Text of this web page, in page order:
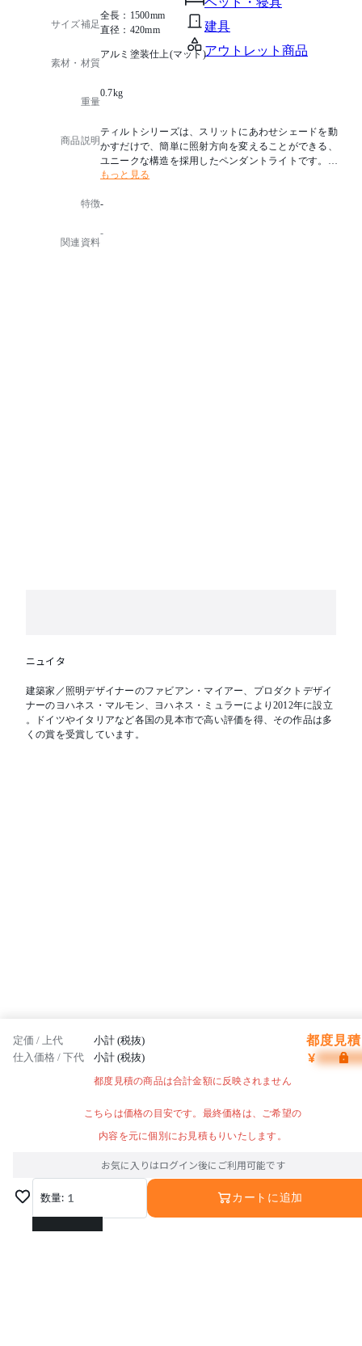
建具
アウトレット商品
サイズ補足
全長：1500mm
直径：420mm
素材・材質
アルミ塗装仕上(マット)
重量
0.7kg
商品説明
ティルトシリーズは、スリットにあわせシェードを動
かすだけで、簡単に照射方向を変えることができる、
ユニークな構造を採用したペンダントライトです。
「Tilt」とは、英語で傾けるという意味で、文字通りシ
ライトのように照射ができます。
国名：ドイツ製
もっと見る
特徴-
関連資料
-
ニュイタ
建築家／照明デザイナーのファビアン・マイアー、プロダクトデザイ
ナーのヨハネス・マルモン、ヨハネス・ミュラーにより2012年に設立
。ドイツやイタリアなど各国の見本市で高い評価を得、その作品は多
くの賞を受賞しています。
定価 / 上代 小計 (税抜) 都度見
仕入価格 / 下代 小計 (税抜) ¥
都度見積の商品は合計金額に反映されません
こちらは価格の目安です。最終価格は、ご希望の
内容を元に個別にお見積もりいたします。
お気に入りはログイン後にご利用可能です
数量: 1
1
カートに追加